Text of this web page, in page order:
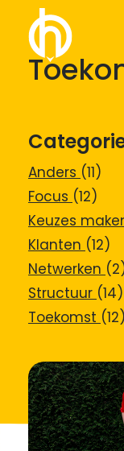
Anders (11)
Focus (12)
Keuzes
Klanten (12)
Netwerken
Structuur (14)
Toekomst (12)